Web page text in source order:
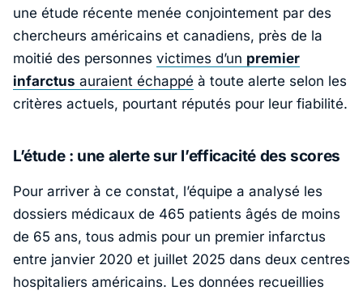
une étude récente menée conjointement par des
chercheurs américains et canadiens, près de la
moitié des personnes victimes d’un premier
infarctus auraient échappé à toute alerte selon les
critères actuels, pourtant réputés pour leur fiabilité.
L’étude : une alerte sur l’efficacité des scores
Pour arriver à ce constat, l’équipe a analysé les
dossiers médicaux de 465 patients âgés de moins
de 65 ans, tous admis pour un premier infarctus
entre janvier 2020 et juillet 2025 dans deux centres
hospitaliers américains. Les données recueillies